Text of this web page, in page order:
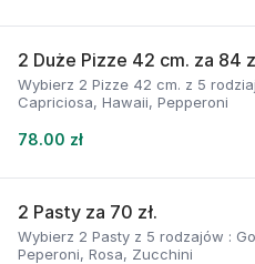
2 Duże Pizze 42 cm. za 84
Wybierz 2 Pizze 42 cm. z 5
Capriciosa, Hawaii, Pepperoni
78.00 zł
2 Pasty za 70 zł.
Wybierz 2 Pasty z 5 rodzajów :
Peperoni, Rosa, Zucchini